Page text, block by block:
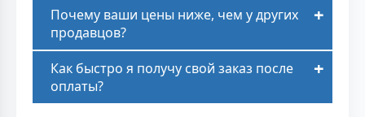
Почему ваши цены ниже, чем у других
продавцов?
Как быстро я получу свой заказ после
оплаты?